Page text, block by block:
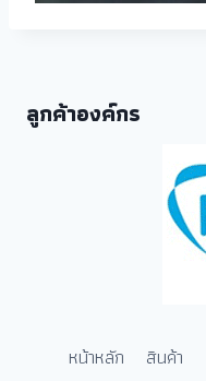
ลูกค้าองค์กร
หน้าหลัก สินค้า